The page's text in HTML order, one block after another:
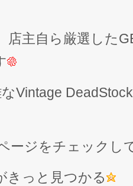
店主自ら厳選した
Vintage
ージをチェックし
きっと見つかる